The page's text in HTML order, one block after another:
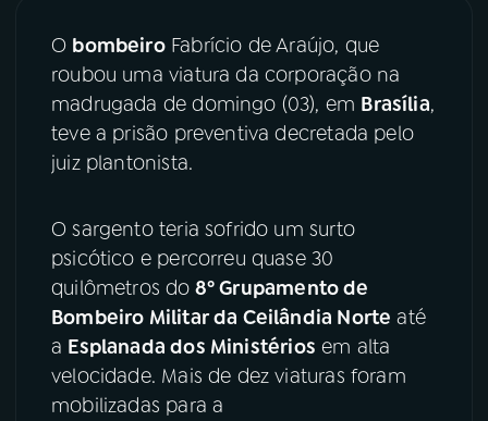
08FESTIVAL DE MÚSICA
ACOMPANHE A RÁDIO NACIONAL
Instagram X
TikTok
O bombeiroFabrício de Araújo, que
roubou uma viatura da corporação na
madrugada de domingo (03), em Brasília,
teve a prisão preventiva decretada pelo
juiz plantonista.
O sargento teria sofrido um surto
psicótico e percorreu quase 30
quilômetros do 8º Grupamento de
Bombeiro Militar da Ceilândia Norte até
a Esplanada dos Ministérios em alta
velocidade. Mais de dez viaturas foram
mobilizadas para a